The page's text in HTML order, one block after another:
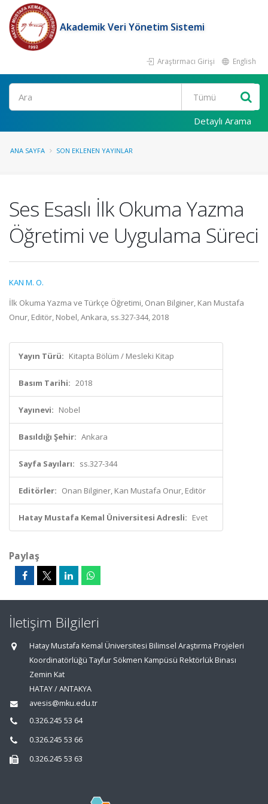
Akademik Veri Yönetim Sistemi
Araştırmacı Girişi English
Ara
Detaylı Arama
ANA SAYFA SON EKLENEN YAYINLAR
Ses Esaslı İlk Okuma Yazma
Öğretimi ve Uygulama Süreci
KAN M. O.
İlk Okuma Yazma ve Türkçe Öğretimi, Onan Bilginer, Kan Mustafa
Onur, Editör, Nobel, Ankara, ss.327-344, 2018
Yayın Türü: Kitapta Bölüm / Mesleki Kitap
Basım Tarihi: 2018
Yayınevi: Nobel
Basıldığı Şehir: Ankara
Sayfa Sayıları: ss.327-344
Editörler: Onan Bilginer, Kan Mustafa Onur, Editör
Hatay Mustafa Kemal Üniversitesi Adresli: Evet
Paylaş
İletişim Bilgileri
Hatay Mustafa Kemal Üniversitesi Bilimsel Araştırma Projeleri
Koordinatörlüğü Tayfur Sökmen Kampüsü Rektörlük Binası
Zemin Kat
HATAY / ANTAKYA
avesis@mku.edu.tr
0.326.245 53 64
0.326.245 53 66
0.326.245 53 63